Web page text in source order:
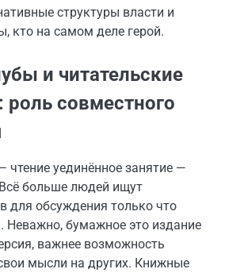
структуры власти и
кто на самом деле герой.
и читательские
совместного
чтение уединённое занятие —
больше людей ищут
для обсуждения только что
Неважно, бумажное это издание
важнее возможность
мысли на других. Книжные